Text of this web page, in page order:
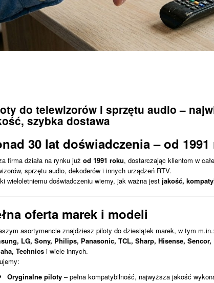
do telewizorów i sprzętu audio –
szybka dostawa
30 lat doświadczenia – od 1991
firma działa na rynku już od 1991 roku, dostarczając klientom w
sprzętu audio, dekoderów i innych urządzeń RTV.
wieloletniemu doświadczeniu wiemy, jak ważna jest jakość,
oferta marek i modeli
asortymencie znajdziesz piloty do dziesiątek marek, w tym m.in.:
LG, Sony, Philips, Panasonic, TCL, Sharp, Hisense,
Technics i wiele innych.
Oryginalne piloty – pełna kompatybilność, najwyższa jakość